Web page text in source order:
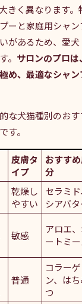
きく異なります
ーと家庭用シャ
があるため、愛
。 サロンのプロ
め、最適なシャ
な犬猫種別のお
す。
皮膚タ
イプ
おすす
分
乾燥し
やすい
セラミド、
シアバタ
敏感
アロエ
ートミ
普通
コラーゲ
ン、は
つ